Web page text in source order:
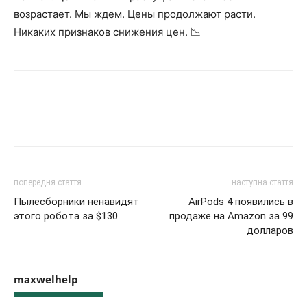
возрастает. Мы ждем. Цены продолжают расти.
Никаких признаков снижения цен. 📉
попередня стаття
Пылесборники ненавидят
этого робота за $130
наступна стаття
AirPods 4 появились в
продаже на Amazon за 99
долларов
maxwelhelp